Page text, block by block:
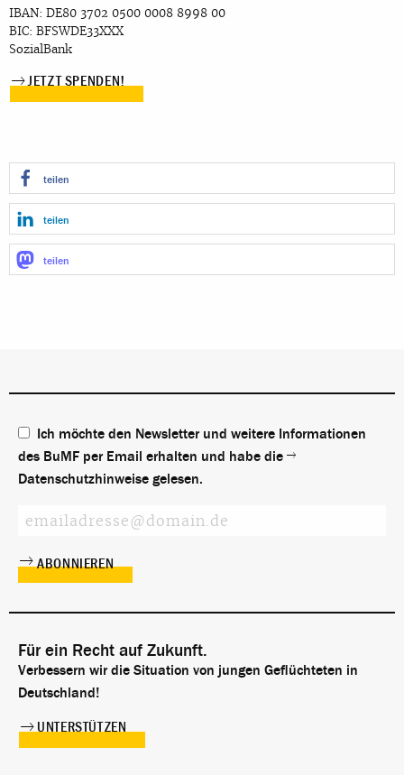
IBAN: DE80 3702 0500 0008 8998 00
BIC: BFSWDE33XXX
SozialBank
JETZT SPENDEN!
teilen
teilen
teilen
Ich möchte den Newsletter und weitere Informationen
des BuMF per Email erhalten und habe die
Datenschutzhinweise gelesen.
Für ein Recht auf Zukunft.
Verbessern wir die Situation von jungen Geflüchteten in
Deutschland!
UNTERSTÜTZEN